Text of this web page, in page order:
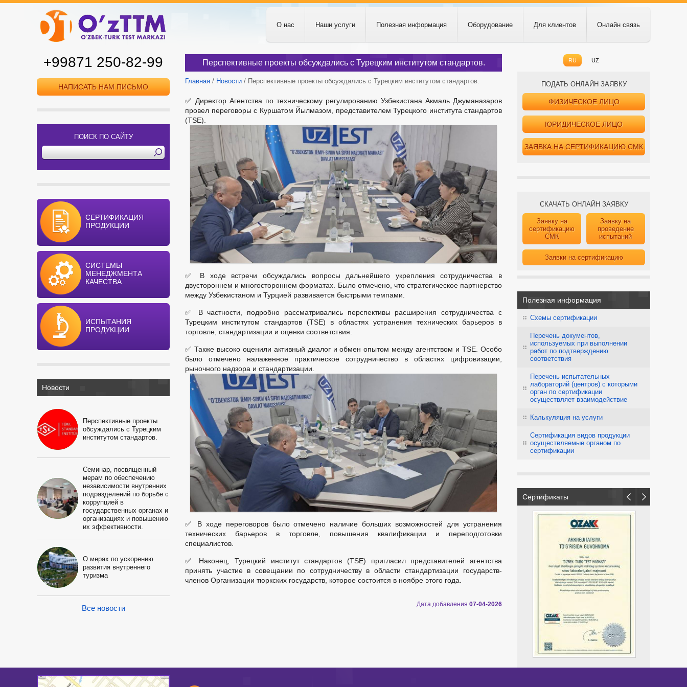
О нас Наши услуги Полезная информация Оборудование Для клиентов Онлайн связь
+99871 250-82-99
НАПИСАТЬ НАМ ПИСЬМО
ПОИСК ПО САЙТУ
СЕРТИФИКАЦИЯ
ПРОДУКЦИИ
СИСТЕМЫ
МЕНЕДЖМЕНТА
КАЧЕСТВА
ИСПЫТАНИЯ
ПРОДУКЦИИ
Новости
Перспективные проекты
обсуждались с Турецким
институтом стандартов.
Семинар, посвященный
мерам по обеспечению
независимости внутренних
подразделений по борьбе с
коррупцией в
государственных органах и
организациях и повышению
их эффективности.
О мерах по ускорению
развития внутреннего
туризма
Все новости
Перспективные проекты обсуждались с Турецким институтом стандартов.
Главная / Новости / Перспективные проекты обсуждались с Турецким институтом стандартов.
✅ Директор Агентства по техническому регулированию Узбекистана Акмаль Джуманазаров
провел переговоры с Куршатом Йылмазом, представителем Турецкого института стандартов
(TSE).
✅ В ходе встречи обсуждались вопросы дальнейшего укрепления сотрудничества в
двустороннем и многостороннем форматах. Было отмечено, что стратегическое партнерство
между Узбекистаном и Турцией развивается быстрыми темпами.
✅ В частности, подробно рассматривались перспективы расширения сотрудничества с
Турецким институтом стандартов (TSE) в областях устранения технических барьеров в
торговле, стандартизации и оценки соответствия.
✅ Также высоко оценили активный диалог и обмен опытом между агентством и TSE. Особо
было отмечено налаженное практическое сотрудничество в областях цифровизации,
рыночного надзора и стандартизации.
✅ В ходе переговоров было отмечено наличие больших возможностей для устранения
технических барьеров в торговле, повышения квалификации и переподготовки
специалистов.
✅ Наконец, Турецкий институт стандартов (TSE) пригласил представителей агентства
принять участие в совещании по сотрудничеству в области стандартизации государств-
членов Организации тюркских государств, которое состоится в ноябре этого года.
Дата добавления 07-04-2026
RU UZ
ПОДАТЬ ОНЛАЙН ЗАЯВКУ
ФИЗИЧЕСКОЕ ЛИЦО
ЮРИДИЧЕСКОЕ ЛИЦО
ЗАЯВКА НА СЕРТИФИКАЦИЮ СМК
СКАЧАТЬ ОНЛАЙН ЗАЯВКУ
Заявку на
проведение
испытаний
Заявку на
сертификацию
СМК
Заявки на сертификацию
Полезная информация
Схемы сертификации
Перечень документов,
используемых при выполнении
работ по подтверждению
соответствия
Перечень испытательных
лабораторий (центров) с которыми
орган по сертификации
осуществляет взаимодействие
Калькуляция на услуги
Сертификация видов продукции
осуществляемые органом по
сертификации
Сертификаты